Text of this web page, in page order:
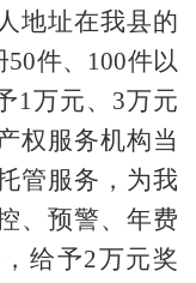
地址在我县的
件、100件以
1万元、3万元
权服务机构当
管服务，为我
、预警、年费
给予2万元奖